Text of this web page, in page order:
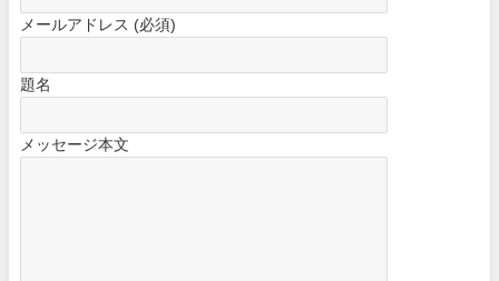
メールアドレス (必須)
題名
メッセージ本文